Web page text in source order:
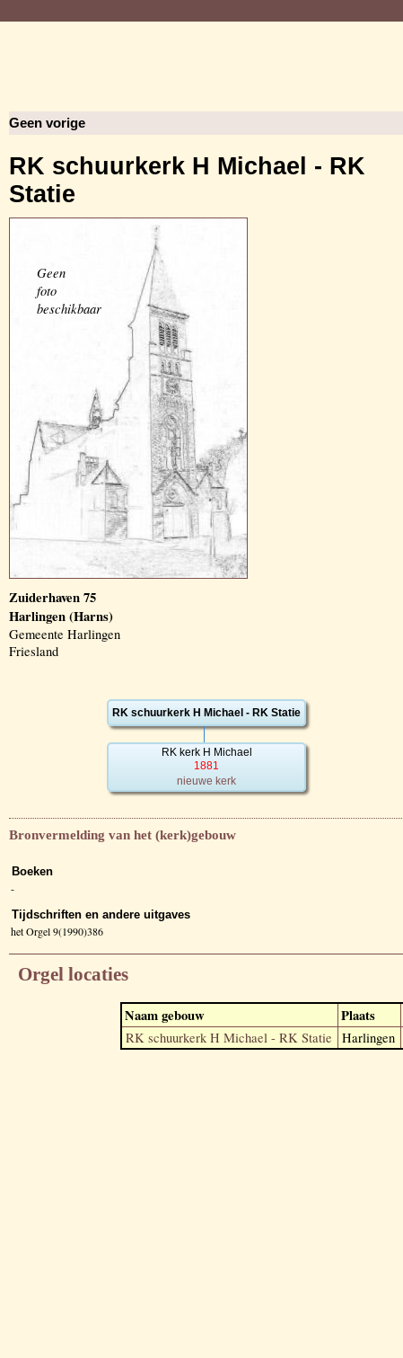
Geen vorige
RK schuurkerk H Michael - RK
Statie
Geen
foto
beschikbaar
Zuiderhaven 75
Harlingen (Harns)
Gemeente Harlingen
Friesland
RK schuurkerk H Michael - RK Statie
RK kerk H Michael
1881
nieuwe kerk
Bronvermelding van het (kerk)gebouw
Boeken
-
Tijdschriften en andere uitgaves
het Orgel 9(1990)386
Orgel locaties
Naam gebouw Plaats
RK schuurkerk H Michael - RK Statie Harlingen